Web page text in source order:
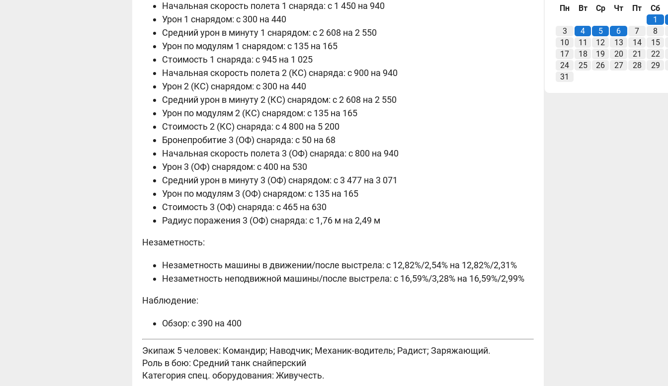
Начальная скорость полета 1 снаряда: с 1 450 на 940
Урон 1 снарядом: с 300 на 440
Средний урон в минуту 1 снарядом: с 2 608 на 2 550
Урон по модулям 1 снарядом: с 135 на 165
Стоимость 1 снаряда: с 945 на 1 025
Начальная скорость полета 2 (КС) снаряда: с 900 на 940
Урон 2 (КС) снарядом: с 300 на 440
Средний урон в минуту 2 (КС) снарядом: с 2 608 на 2 550
Урон по модулям 2 (КС) снарядом: с 135 на 165
Стоимость 2 (КС) снаряда: с 4 800 на 5 200
Бронепробитие 3 (ОФ) снаряда: с 50 на 68
Начальная скорость полета 3 (ОФ) снаряда: с 800 на 940
Урон 3 (ОФ) снарядом: с 400 на 530
Средний урон в минуту 3 (ОФ) снарядом: с 3 477 на 3 071
Урон по модулям 3 (ОФ) снарядом: с 135 на 165
Стоимость 3 (ОФ) снаряда: с 465 на 630
Радиус поражения 3 (ОФ) снаряда: с 1,76 м на 2,49 м
Незаметность:
Незаметность машины в движении/после выстрела: с 12,82%/2,54% на 12,82%/2,31%
Незаметность неподвижной машины/после выстрела: с 16,59%/3,28% на 16,59%/2,99%
Наблюдение:
Обзор: с 390 на 400
Экипаж 5 человек: Командир; Наводчик; Механик-водитель; Радист; Заряжающий.
Роль в бою: Средний танк снайперский
Категория спец. оборудования: Живучесть.
Пн Вт Ср Чт Пт
Сб
1
3
4 5 6 7
8
10
11 12 13 14
15
17
18 19 20 21
22
24
25 26 27 28
29
31